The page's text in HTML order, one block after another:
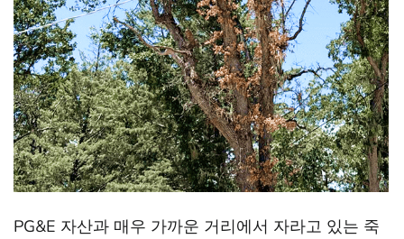
PG&E 자산과 매우 가까운 거리에서 자라고 있는 죽